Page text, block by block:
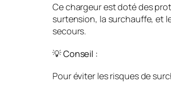
Ce chargeur est doté des
surtension, la surchauffe, et
secours.
💡 Conseil :
Pour éviter les risques de